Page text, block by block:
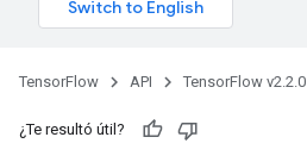
TensorFlow API TensorFlow v2.2.0
¿Te resultó útil?